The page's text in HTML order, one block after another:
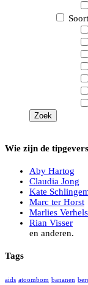
Wie zijn de
Aby Hartog
Claudia Jong
Kate
Marc ter Horst
Marlies
Rian Visser
en anderen.
Tags
aids atoombom bananen